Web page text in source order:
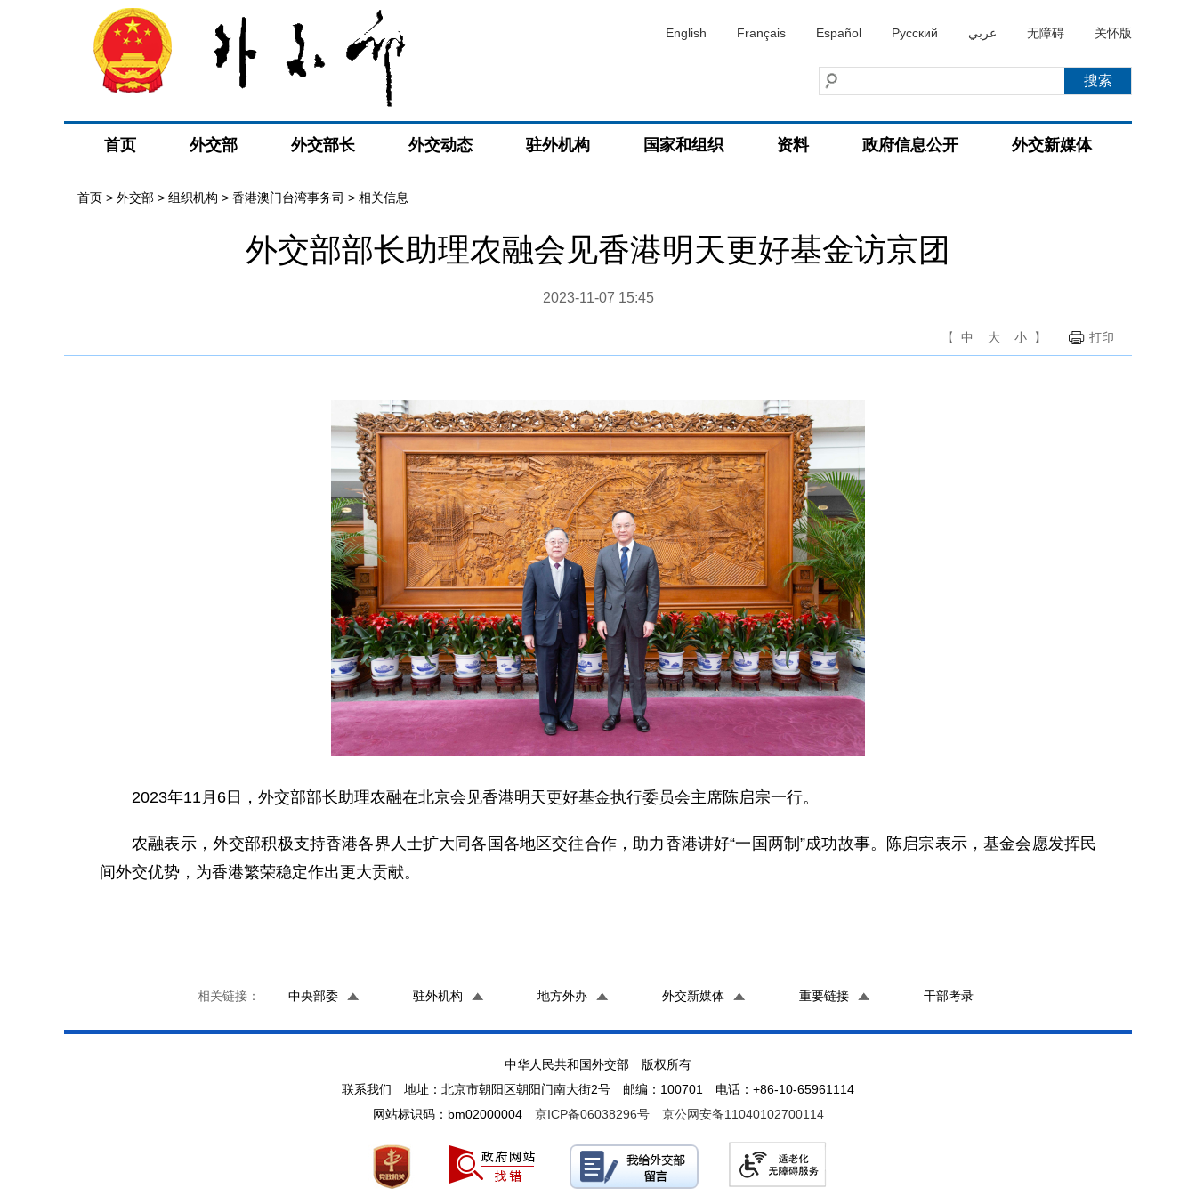
English Français Español Русский عربي 无障碍 关怀版
首页 外交部 外交部长 外交动态 驻外机构 国家和组织 资料 政府信息公开 外交新媒体
首页 > 外交部 > 组织机构 > 香港澳门台湾事务司 > 相关信息
外交部部长助理农融会见香港明天更好基金访京团
2023-11-07 15:45
【 中 大 小 】 打印
2023年11月6日，外交部部长助理农融在北京会见香港明天更好基金执行委员会主席陈启宗一行。
农融表示，外交部积极支持香港各界人士扩大同各国各地区交往合作，助力香港讲好“一国两制”成功故事。陈启宗表示，基金会愿发挥民
间外交优势，为香港繁荣稳定作出更大贡献。
相关链接： 中央部委 驻外机构 地方外办 外交新媒体 重要链接 干部考录
中华人民共和国外交部 版权所有
联系我们 地址：北京市朝阳区朝阳门南大街2号 邮编：100701 电话：+86-10-65961114
网站标识码：bm02000004 京ICP备06038296号 京公网安备11040102700114